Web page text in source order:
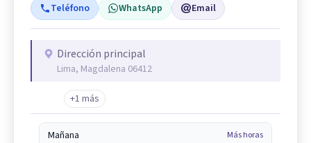
Teléfono WhatsApp Email
Dirección principal
Lima, Magdalena 06412
+1 más
Mañana Más horas